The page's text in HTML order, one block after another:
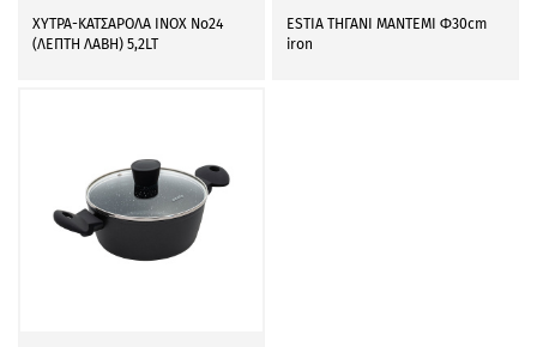
ΧΥΤΡΑ-ΚΑΤΣΑΡΟΛΑ ΙΝΟΧ Νο24
(ΛΕΠΤΗ ΛΑΒΗ) 5,2LT
ESTIA ΤΗΓΑΝΙ ΜΑΝΤΕΜΙ Φ30cm
iron